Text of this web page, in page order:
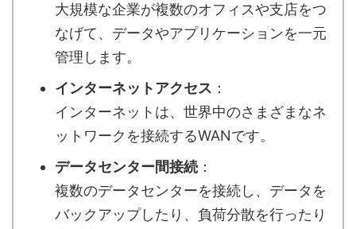
大規模な企業が複数のオフィスや支店をつ
なげて、データやアプリケーションを一元
管理します。
インターネットアクセス ：
インターネットは、世界中のさまざまなネ
ットワークを接続するWANです。
データセンター間接続 ：
複数のデータセンターを接続し、データを
バックアップしたり、負荷分散を行ったり